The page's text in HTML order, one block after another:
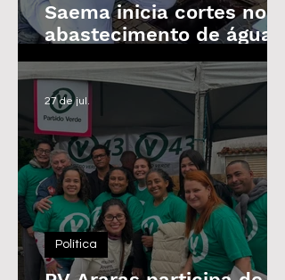
Saema inicia cortes no
abastecimento de água
de imóveis inadimplentes
a partir de 3 de agosto
Política
27 de jul.